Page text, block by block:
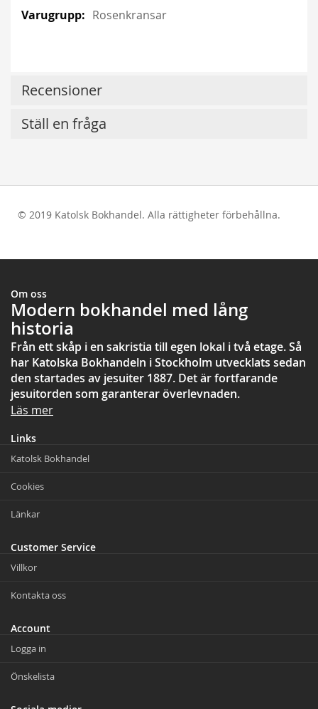
Rosenkransar
Recensioner
Ställ en fråga
© 2019 Katolsk Bokhandel. Alla rättigheter förbehållna.
Om oss
Modern bokhandel med lång
historia
Från ett skåp i en sakristia till egen lokal i två etage. Så
har Katolska Bokhandeln i Stockholm utvecklats sedan
den startades av jesuiter 1887. Det är fortfarande
jesuitorden som garanterar överlevnaden.
Läs mer
Links
Katolsk Bokhandel
Cookies
Länkar
Customer Service
Villkor
Kontakta oss
Account
Logga in
Önskelista